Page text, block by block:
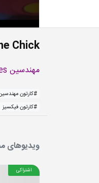
Chick
مهندسین The Fixies
#کارتون
#کارتون فیکسیز
ویدیوهای
اشتراکی